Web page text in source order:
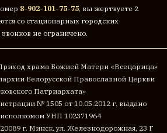
8-902-101-75-75, вы жертвуете 2
со стационарных городских
не ограничено.
храма Божией Матери «Всецарица»
Белорусской Православной Церкви
Патриархата»
№ 1505 от 10.05.2012 г. выдано
УНП 102371964
г. Минск, ул. Железнодорожная, 23 Г